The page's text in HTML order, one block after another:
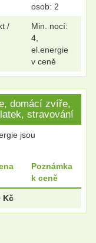
osob: 2
/
Min. nocí:
4,
el.energie
v ceně
domácí zvíře,
stravování
jsou
Poznámka
k ceně
Kč